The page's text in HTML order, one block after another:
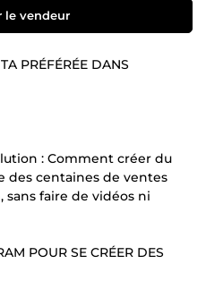
le vendeur
PRÉFÉRÉE DANS
: Comment créer du
des centaines de ventes
sans faire de vidéos ni
POUR SE CRÉER DES